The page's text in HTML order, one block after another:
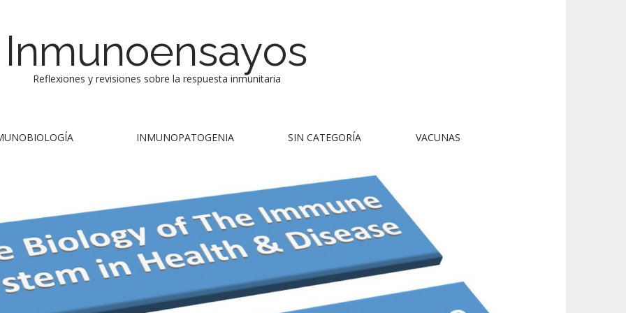
Inmunoensayos
Reflexiones y revisiones sobre la respuesta inmunitaria
INMUNOPATOGENIA SIN CATEGORÍA VACUNAS